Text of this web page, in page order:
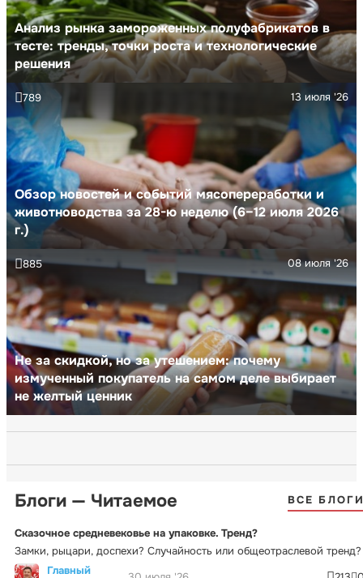
Анализ рынка замороженных полуфабрикатов в
тесте: тренды, точки роста и технологические
решения
Обзор новостей и событий мясопереработки и
животноводства за 28-ю неделю (6–12 июля 2026
г.)
13 июля '26
789
Не за скидкой, но за утешением: почему
измученный покупатель на самом деле выбирает
не желтый ценник
08 июля '26
885
Блоги — Читаемое ВСЕ
Сказочное средневековье на упаковке. Тренд?
Замки, рыцари, доспехи? Случайность или общеотраслевой тренд?
Главный